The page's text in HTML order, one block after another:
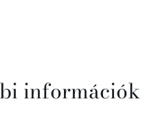
információk